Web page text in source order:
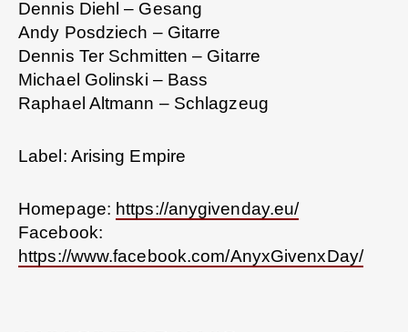
Dennis Diehl – Gesang
Andy Posdziech – Gitarre
Dennis Ter Schmitten – Gitarre
Michael Golinski – Bass
Raphael Altmann – Schlagzeug
Label: Arising Empire
Homepage: https://anygivenday.eu/
Facebook:
https://www.facebook.com/AnyxGivenxDay/